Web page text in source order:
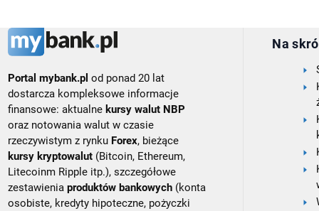
Portal mybank.pl od ponad 20 lat
dostarcza kompleksowe informacje
finansowe: aktualne kursy walut NBP
oraz notowania walut w czasie
rzeczywistym z rynku Forex, bieżące
kursy kryptowalut (Bitcoin, Ethereum,
Litecoinm Ripple itp.), szczegółowe
zestawieniaproduktów bankowych (konta
osobiste, kredyty hipoteczne, pożyczki
Na